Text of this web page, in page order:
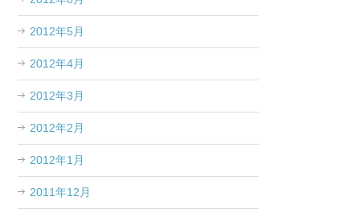
2012年5月
2012年4月
2012年3月
2012年2月
2012年1月
2011年12月